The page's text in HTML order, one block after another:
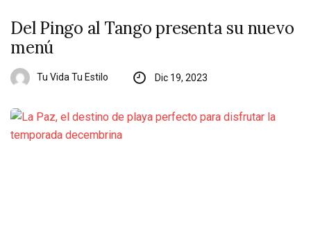
Del Pingo al Tango presenta su nuevo
menú
Tu Vida Tu Estilo Dic 19, 2023